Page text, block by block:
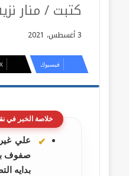
كتبت / منار
3 أغسطس، 2021
فيسبوك ‫X
خلاصة الخبر في
علي
صفوف
بدايه التصفيات